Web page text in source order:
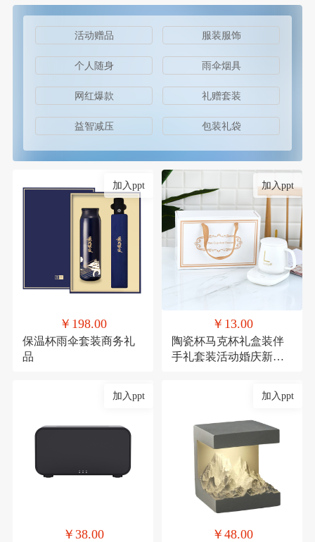
活动赠品 服装服饰
个人随身 雨伞烟具
网红爆款 礼赠套装
益智减压 包装礼袋
加入ppt
￥198.00
保温杯雨伞套装商务礼
品
加入ppt
￥13.00
陶瓷杯马克杯礼盒装伴
手礼套装活动婚庆新年
加入ppt
￥38.00
加入ppt
￥48.00